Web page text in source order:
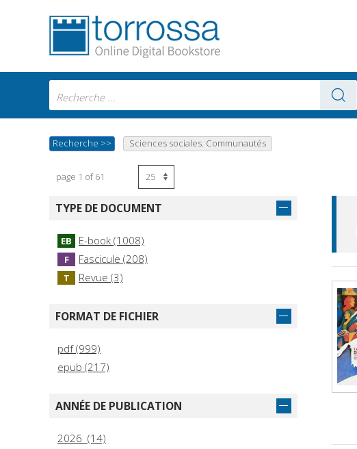
Recherche >> Sciences sociales. Communautés
page 1 of 61
TYPE DE DOCUMENT
EB E-book (1008)
F Fascicule (208)
T Revue (3)
FORMAT DE FICHIER
pdf (999)
epub (217)
ANNÉE DE PUBLICATION
2026 (14)